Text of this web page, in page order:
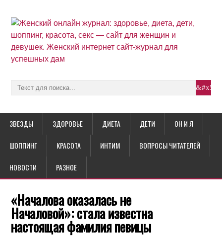
ЗВЕЗДЫ ЗДОРОВЬЕ ДИЕТА ДЕТИ ОН И Я
ШОППИНГ КРАСОТА ИНТИМ ВОПРОСЫ ЧИТАТЕЛЕЙ
НОВОСТИ РАЗНОЕ
«Началова оказалась не
Началовой»: стала известна
настоящая фамилия певицы